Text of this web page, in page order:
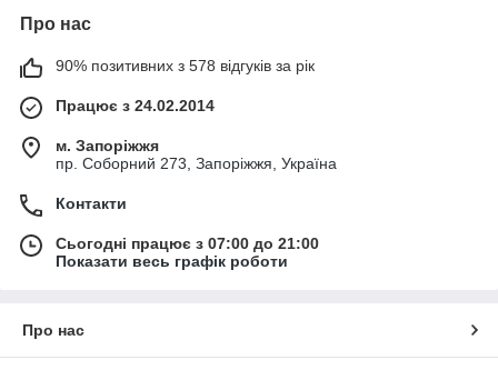
Про нас
90% позитивних з 578 відгуків за рік
Працює з 24.02.2014
м. Запоріжжя
пр. Соборний 273, Запоріжжя, Україна
Контакти
Сьогодні працює з 07:00 до 21:00
Показати весь графік роботи
Про нас